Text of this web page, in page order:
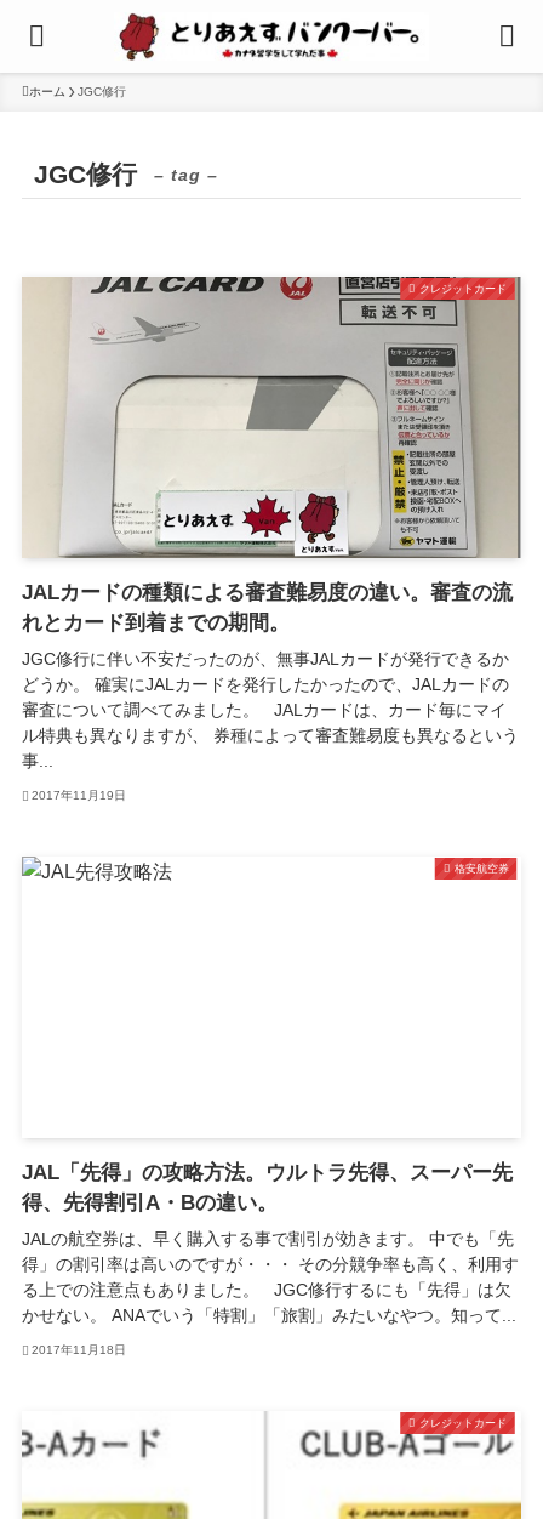
ホーム JGC修行
JGC修行 – tag –
クレジットカード
JALカードの種類による審査難易度の違い。審査の流
れとカード到着までの期間。
JGC修行に伴い不安だったのが、無事JALカードが発行できるか
どうか。 確実にJALカードを発行したかったので、JALカードの
審査について調べてみました。 JALカードは、カード毎にマイ
ル特典も異なりますが、 券種によって審査難易度も異なるという
事...
2017年11月19日
格安航空券
JAL「先得」の攻略方法。ウルトラ先得、スーパー先
得、先得割引A・Bの違い。
JALの航空券は、早く購入する事で割引が効きます。 中でも「先
得」の割引率は高いのですが・・・ その分競争率も高く、利用す
る上での注意点もありました。 JGC修行するにも「先得」は欠
かせない。 ANAでいう「特割」「旅割」みたいなやつ。知って...
2017年11月18日
クレジットカード